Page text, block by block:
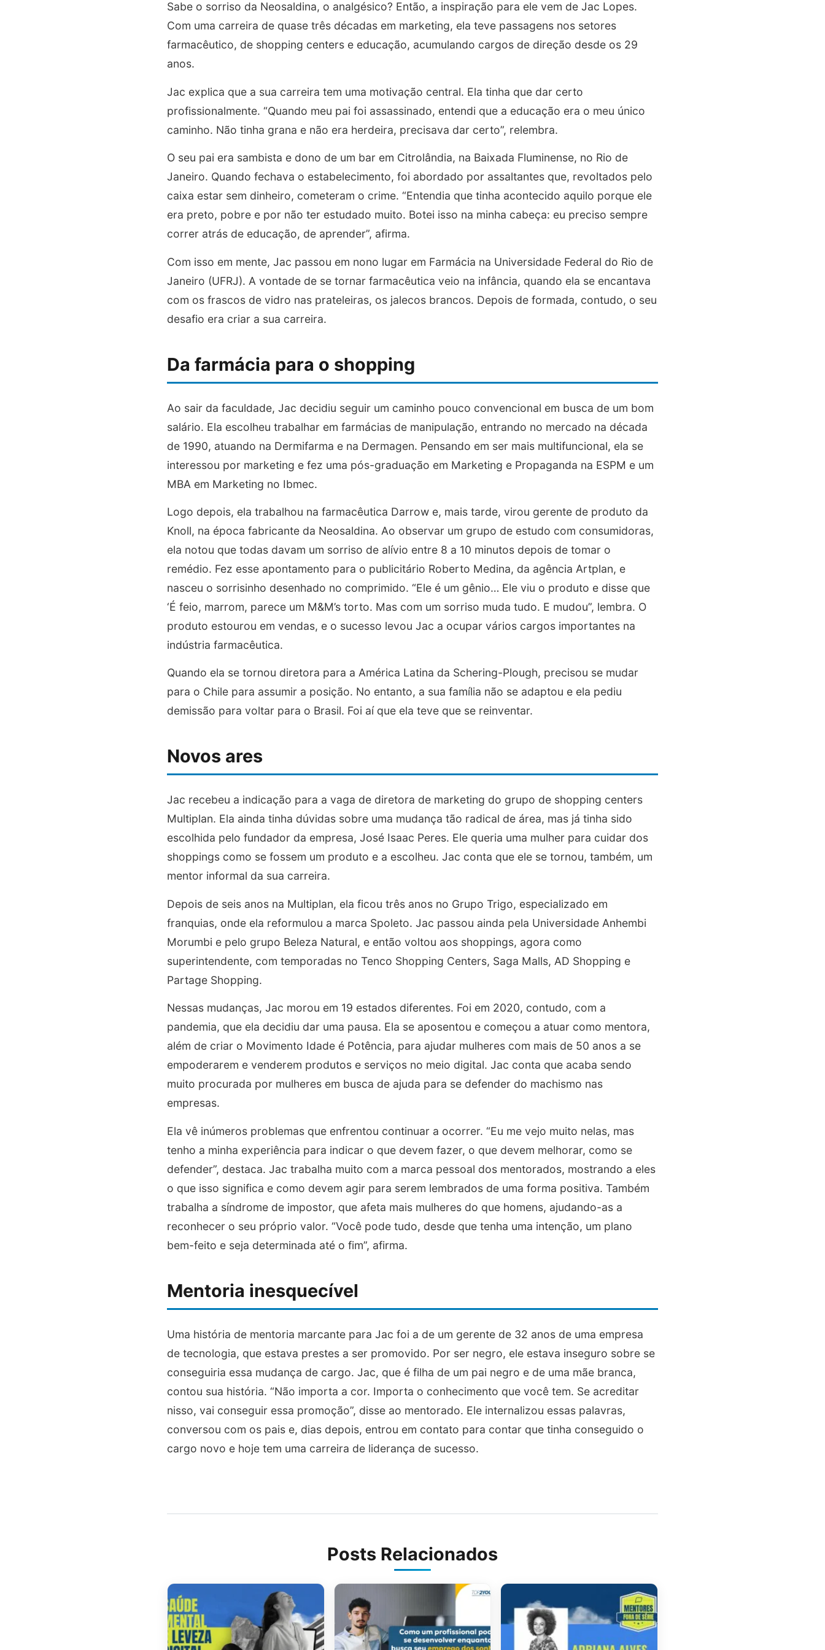
Sabe o sorriso da Neosaldina, o analgésico? Então, a inspiração para ele vem de Jac Lopes.
Com uma carreira de quase três décadas em marketing, ela teve passagens nos setores
farmacêutico, de shopping centers e educação, acumulando cargos de direção desde os 29
anos.
Jac explica que a sua carreira tem uma motivação central. Ela tinha que dar certo
profissionalmente. “Quando meu pai foi assassinado, entendi que a educação era o meu único
caminho. Não tinha grana e não era herdeira, precisava dar certo”, relembra.
O seu pai era sambista e dono de um bar em Citrolândia, na Baixada Fluminense, no Rio de
Janeiro. Quando fechava o estabelecimento, foi abordado por assaltantes que, revoltados pelo
caixa estar sem dinheiro, cometeram o crime. “Entendia que tinha acontecido aquilo porque ele
era preto, pobre e por não ter estudado muito. Botei isso na minha cabeça: eu preciso sempre
correr atrás de educação, de aprender”, afirma.
Com isso em mente, Jac passou em nono lugar em Farmácia na Universidade Federal do Rio de
Janeiro (UFRJ). A vontade de se tornar farmacêutica veio na infância, quando ela se encantava
com os frascos de vidro nas prateleiras, os jalecos brancos. Depois de formada, contudo, o seu
desafio era criar a sua carreira.
Da farmácia para o shopping
Ao sair da faculdade, Jac decidiu seguir um caminho pouco convencional em busca de um bom
salário. Ela escolheu trabalhar em farmácias de manipulação, entrando no mercado na década
de 1990, atuando na Dermifarma e na Dermagen. Pensando em ser mais multifuncional, ela se
interessou por marketing e fez uma pós-graduação em Marketing e Propaganda na ESPM e um
MBA em Marketing no Ibmec.
Logo depois, ela trabalhou na farmacêutica Darrow e, mais tarde, virou gerente de produto da
Knoll, na época fabricante da Neosaldina. Ao observar um grupo de estudo com consumidoras,
ela notou que todas davam um sorriso de alívio entre 8 a 10 minutos depois de tomar o
remédio. Fez esse apontamento para o publicitário Roberto Medina, da agência Artplan, e
nasceu o sorrisinho desenhado no comprimido. “Ele é um gênio… Ele viu o produto e disse que
‘É feio, marrom, parece um M&M’s torto. Mas com um sorriso muda tudo. E mudou”, lembra. O
produto estourou em vendas, e o sucesso levou Jac a ocupar vários cargos importantes na
indústria farmacêutica.
Quando ela se tornou diretora para a América Latina da Schering-Plough, precisou se mudar
para o Chile para assumir a posição. No entanto, a sua família não se adaptou e ela pediu
demissão para voltar para o Brasil. Foi aí que ela teve que se reinventar.
Novos ares
Jac recebeu a indicação para a vaga de diretora de marketing do grupo de shopping centers
Multiplan. Ela ainda tinha dúvidas sobre uma mudança tão radical de área, mas já tinha sido
escolhida pelo fundador da empresa, José Isaac Peres. Ele queria uma mulher para cuidar dos
shoppings como se fossem um produto e a escolheu. Jac conta que ele se tornou, também, um
mentor informal da sua carreira.
Depois de seis anos na Multiplan, ela ficou três anos no Grupo Trigo, especializado em
franquias, onde ela reformulou a marca Spoleto. Jac passou ainda pela Universidade Anhembi
Morumbi e pelo grupo Beleza Natural, e então voltou aos shoppings, agora como
superintendente, com temporadas no Tenco Shopping Centers, Saga Malls, AD Shopping e
Partage Shopping.
Nessas mudanças, Jac morou em 19 estados diferentes. Foi em 2020, contudo, com a
pandemia, que ela decidiu dar uma pausa. Ela se aposentou e começou a atuar como mentora,
além de criar o Movimento Idade é Potência, para ajudar mulheres com mais de 50 anos a se
empoderarem e venderem produtos e serviços no meio digital. Jac conta que acaba sendo
muito procurada por mulheres em busca de ajuda para se defender do machismo nas
empresas.
Ela vê inúmeros problemas que enfrentou continuar a ocorrer. “Eu me vejo muito nelas, mas
tenho a minha experiência para indicar o que devem fazer, o que devem melhorar, como se
defender”, destaca. Jac trabalha muito com a marca pessoal dos mentorados, mostrando a eles
o que isso significa e como devem agir para serem lembrados de uma forma positiva. Também
trabalha a síndrome de impostor, que afeta mais mulheres do que homens, ajudando-as a
reconhecer o seu próprio valor. “Você pode tudo, desde que tenha uma intenção, um plano
bem-feito e seja determinada até o fim”, afirma.
Mentoria inesquecível
Uma história de mentoria marcante para Jac foi a de um gerente de 32 anos de uma empresa
de tecnologia, que estava prestes a ser promovido. Por ser negro, ele estava inseguro sobre se
conseguiria essa mudança de cargo. Jac, que é filha de um pai negro e de uma mãe branca,
contou sua história. “Não importa a cor. Importa o conhecimento que você tem. Se acreditar
nisso, vai conseguir essa promoção”, disse ao mentorado. Ele internalizou essas palavras,
conversou com os pais e, dias depois, entrou em contato para contar que tinha conseguido o
cargo novo e hoje tem uma carreira de liderança de sucesso.
Posts Relacionados